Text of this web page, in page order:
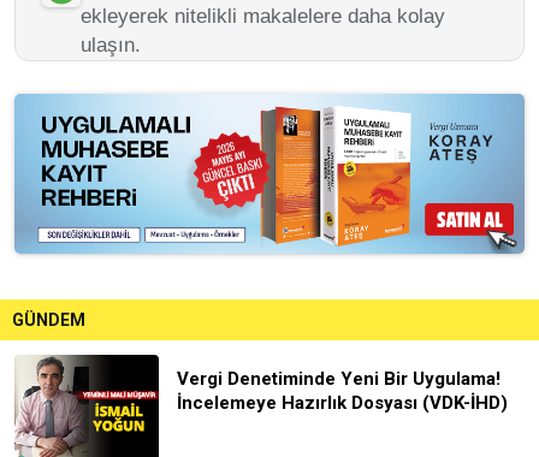
ekleyerek nitelikli makalelere daha kolay
ulaşın.
GÜNDEM
Vergi Denetiminde Yeni Bir Uygulama!
İncelemeye Hazırlık Dosyası (VDK-İHD)